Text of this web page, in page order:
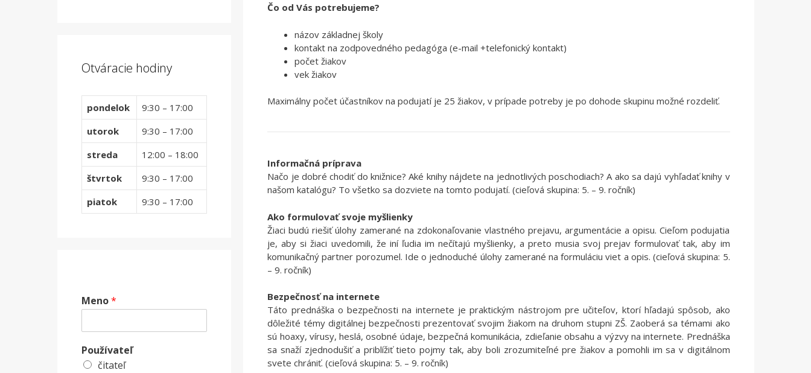
Čo od Vás potrebujeme?
názov základnej školy
kontakt na zodpovedného pedagóga (e-mail +telefonický kontakt)
počet žiakov
vek žiakov
Maximálny počet účastníkov na podujatí je 25 žiakov, v prípade potreby je po dohode skupinu možné rozdeliť.
Informačná príprava
Načo je dobré chodiť do knižnice? Aké knihy nájdete na jednotlivých poschodiach? A ako sa dajú vyhľadať knihy v
našom katalógu? To všetko sa dozviete na tomto podujatí. (cieľová skupina: 5. – 9. ročník)
Ako formulovať svoje myšlienky
Žiaci budú riešiť úlohy zamerané na zdokonaľovanie vlastného prejavu, argumentácie a opisu. Cieľom podujatia
je, aby si žiaci uvedomili, že iní ľudia im nečítajú myšlienky, a preto musia svoj prejav formulovať tak, aby im
komunikačný partner porozumel. Ide o jednoduché úlohy zamerané na formuláciu viet a opis. (cieľová skupina: 5.
– 9. ročník)
Bezpečnosť na internete
Táto prednáška o bezpečnosti na internete je praktickým nástrojom pre učiteľov, ktorí hľadajú spôsob, ako
dôležité témy digitálnej bezpečnosti prezentovať svojim žiakom na druhom stupni ZŠ. Zaoberá sa témami ako
sú hoaxy, vírusy, heslá, osobné údaje, bezpečná komunikácia, zdieľanie obsahu a výzvy na internete. Prednáška
sa snaží zjednodušiť a priblížiť tieto pojmy tak, aby boli zrozumiteľné pre žiakov a pomohli im sa v digitálnom
svete chrániť. (cieľová skupina: 5. – 9. ročník)
Otváracie hodiny
pondelok
9:30 – 17:00
utorok
9:30 – 17:00
streda
12:00 – 18:00
štvrtok
9:30 – 17:00
piatok
9:30 – 17:00
Meno*
Používateľ
čitateľ